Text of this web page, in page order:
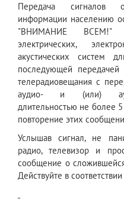
Передача сигналов
информации населению
"ВНИМАНИЕ ВСЕМ!"
электрических,
акустических систем
последующей
телерадиовещания с
аудио- и (или)
длительностью не более
повторение этих
Услышав сигнал, не
радио, телевизор и
сообщение о
Действуйте в